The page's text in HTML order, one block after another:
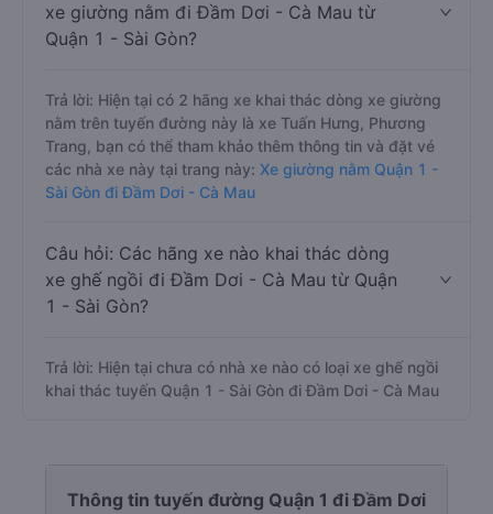
xe giường nằm đi Đầm Dơi - Cà Mau từ
Quận 1 - Sài Gòn?
Trả lời: Hiện tại có 2 hãng xe khai thác dòng xe giường
nằm trên tuyến đường này là xe Tuấn Hưng, Phương
Trang, bạn có thể tham khảo thêm thông tin và đặt vé
các nhà xe này tại trang này: Xe giường nằm Quận 1 -
Sài Gòn đi Đầm Dơi - Cà Mau
Câu hỏi: Các hãng xe nào khai thác dòng
xe ghế ngồi đi Đầm Dơi - Cà Mau từ Quận
1 - Sài Gòn?
Trả lời: Hiện tại chưa có nhà xe nào có loại xe ghế ngồi
khai thác tuyến Quận 1 - Sài Gòn đi Đầm Dơi - Cà Mau
Thông tin tuyến đường Quận 1 đi Đầm Dơi